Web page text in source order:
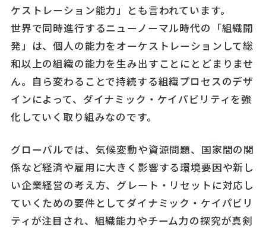
ケストレーション能力」とも言われています。
世界で同時進行するニューノーマル時代の「組織開
発」は、個人の能力をオーケストレーションして総
和以上の組織の能力を生み出すことにとどまりませ
ん。自ら変わることで持続する組織プロセスのデザ
インによって、ダイナミック・ケイパビリティを強
化していく取り組みなのです。
グローバルでは、気候変動や資源問題、国家間の関
係など経済や雇用に大きく影響する環境要因や新し
い企業経営の考え方、グレート・リセットに対応し
ていくための要件としてダイナミック・ケイパビリ
ティが注目され、組織能力やチーム力の探究が真剣